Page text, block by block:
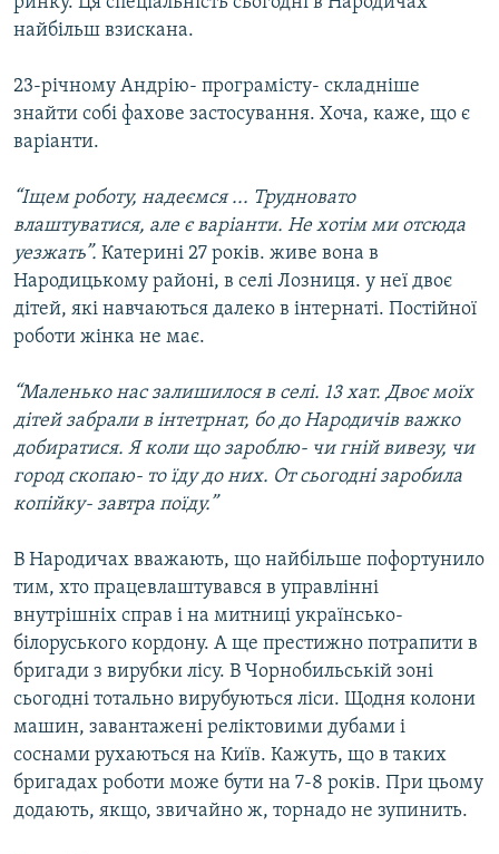
найбільш взискана.
23-річному Андрію- програмісту- складніше
знайти собі фахове застосування. Хоча, каже, що є
варіанти.
“Іщем роботу, надеємся ... Трудновато
влаштуватися, але є варіанти. Не хотім ми отсюда
уезжать”. Катерині 27 років. живе вона в
Народицькому районі, в селі Лозниця. у неї двоє
дітей, які навчаються далеко в інтернаті. Постійної
роботи жінка не має.
“Маленько нас залишилося в селі. 13 хат. Двоє моїх
дітей забрали в інтетрнат, бо до Народичів важко
добиратися. Я коли що зароблю- чи гній вивезу, чи
город скопаю- то їду до них. От сьогодні заробила
копійку- завтра поїду.”
В Народичах вважають, що найбільше пофортунило
тим, хто працевлаштувався в управлінні
внутрішніх справ і на митниці українсько-
білоруського кордону. А ще престижно потрапити в
бригади з вирубки лісу. В Чорнобильській зоні
сьогодні тотально вирубуються ліси. Щодня колони
машин, завантажені реліктовими дубами і
соснами рухаються на Київ. Кажуть, що в таких
бригадах роботи може бути на 7-8 років. При цьому
додають, якщо, звичайно ж, торнадо не зупинить.